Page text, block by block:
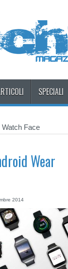
SPECIALI
Watch Face
Wear
2014